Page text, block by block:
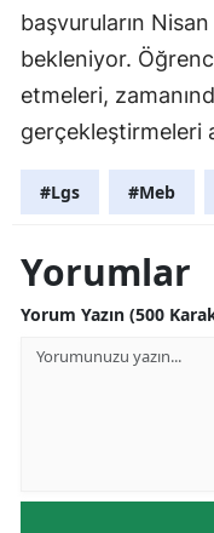
başvuruların
bekleniyor.
etmeleri,
gerçekleştirmeleri
#Lgs #Meb
Yorumlar
Yorum Yazın (500